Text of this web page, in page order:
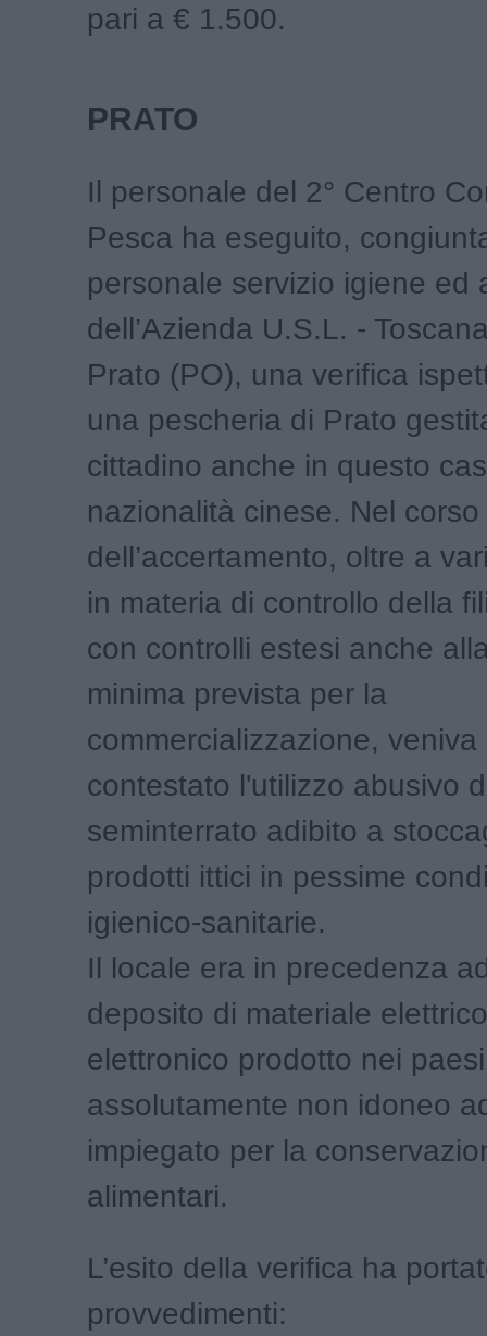
pari a € 1.500.
PRATO
Il personale del 2° Centro
Pesca ha eseguito,
personale servizio igiene ed
dell’Azienda U.S.L. -
Prato (PO), una verifica
una pescheria di Prato
cittadino anche in questo
nazionalità cinese. Nel corso
dell’accertamento, oltre a
in materia di controllo della
con controlli estesi anche
minima prevista per la
commercializzazione,
contestato l'utilizzo abusivo
seminterrato adibito a
prodotti ittici in pessime
igienico-sanitarie.
Il locale era in precedenza
deposito di materiale
elettronico prodotto nei
assolutamente non idoneo
impiegato per la
alimentari.
L’esito della verifica ha
provvedimenti: